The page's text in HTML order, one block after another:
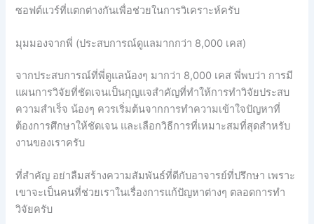
ซอฟต์แวร์ที่แตกต่างกันเพื่อช่วยในการวิเคราะห์ครับ
มุมมองจากพี่ (ประสบการณ์ดูแลมากกว่า 8,000 เคส)
จากประสบการณ์ที่พี่ดูแลน้องๆ มากว่า 8,000 เคส พี่พบว่า การมี
แผนการวิจัยที่ชัดเจนเป็นกุญแจสำคัญที่ทำให้การทำวิจัยประสบ
ความสำเร็จ น้องๆ ควรเริ่มต้นจากการทำความเข้าใจปัญหาที่
ต้องการศึกษาให้ชัดเจน และเลือกวิธีการที่เหมาะสมที่สุดสำหรับ
งานของเราครับ
ที่สำคัญ อย่าลืมสร้างความสัมพันธ์ที่ดีกับอาจารย์ที่ปรึกษา เพราะ
เขาจะเป็นคนที่ช่วยเราในเรื่องการแก้ปัญหาต่างๆ ตลอดการทำ
วิจัยครับ